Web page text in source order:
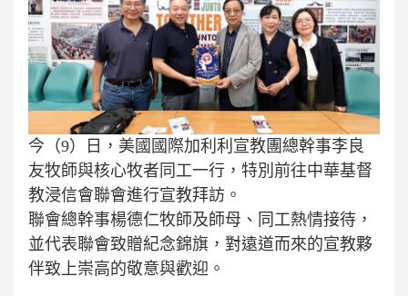
今（9）日，美國國際加利利宣教團總幹事李良
友牧師與核心牧者同工一行，特別前往中華基督
教浸信會聯會進行宣教拜訪。
聯會總幹事楊德仁牧師及師母、同工熱情接待，
並代表聯會致贈紀念錦旗，對遠道而來的宣教夥
伴致上崇高的敬意與歡迎。